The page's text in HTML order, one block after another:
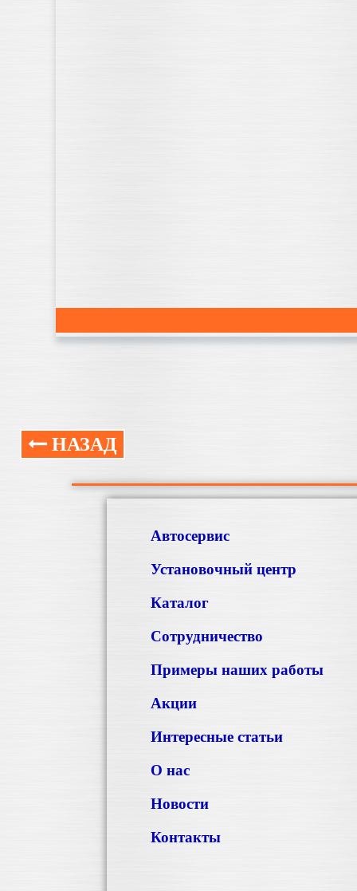
НАЗАД
Автосервис
Установочный центр
Каталог
Сотрудничество
Примеры наших работы
Акции
Интересные статьи
О нас
Новости
Контакты